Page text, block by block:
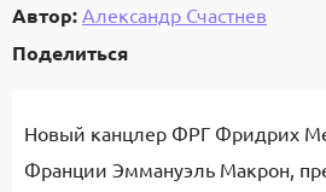
Автор: Александр Счастнев
Поделиться
Новый канцлер ФРГ Фридрих
Франции Эммануэль Макрон,